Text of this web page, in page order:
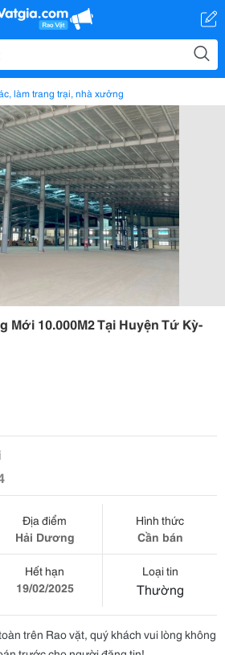
làm trang trại, nhà xưởng
Mới 10.000M2 Tại Huyện Tứ Kỳ-
Địa điểm
Hải Dương
Hình thức
Cần bán
Hết hạn
19/02/2025
Loại tin
Thường
trên Rao vặt, quý khách vui lòng không